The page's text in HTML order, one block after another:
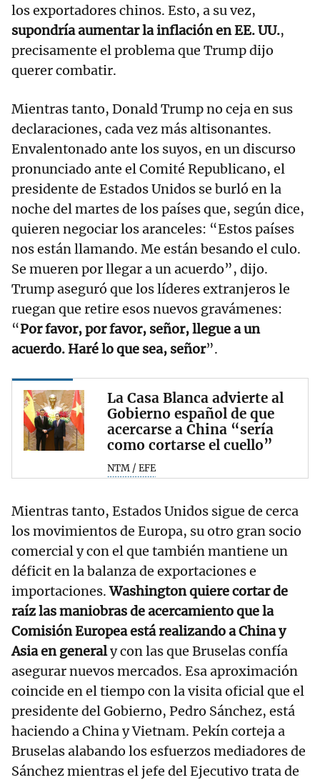
los exportadores chinos. Esto, a su vez,
supondría aumentar la inflación en EE. UU.,
precisamente el problema que Trump dijo
querer combatir.
Mientras tanto, Donald Trump no ceja en sus
declaraciones, cada vez más altisonantes.
Envalentonado ante los suyos, en un discurso
pronunciado ante el Comité Republicano, el
presidente de Estados Unidos se burló en la
noche del martes de los países que, según dice,
quieren negociar los aranceles: “Estos países
nos están llamando. Me están besando el culo.
Se mueren por llegar a un acuerdo”, dijo.
Trump aseguró que los líderes extranjeros le
ruegan que retire esos nuevos gravámenes:
“Por favor, por favor, señor, llegue a un
acuerdo. Haré lo que sea, señor”.
La Casa Blanca advierte al
Gobierno español de que
acercarse a China “sería
como cortarse el cuello”
NTM / EFE
Mientras tanto, Estados Unidos sigue de cerca
los movimientos de Europa, su otro gran socio
comercial y con el que también mantiene un
déficit en la balanza de exportaciones e
importaciones.Washington quiere cortar de
raíz las maniobras de acercamiento que la
Comisión Europea está realizando a China y
Asia en generaly con las que Bruselas confía
asegurar nuevos mercados. Esa aproximación
coincide en el tiempo con la visita oficial que el
presidente del Gobierno, Pedro Sánchez, está
haciendo a China y Vietnam. Pekín corteja a
Bruselas alabando los esfuerzos mediadores de
Sánchez mientras el jefe del Ejecutivo trata de